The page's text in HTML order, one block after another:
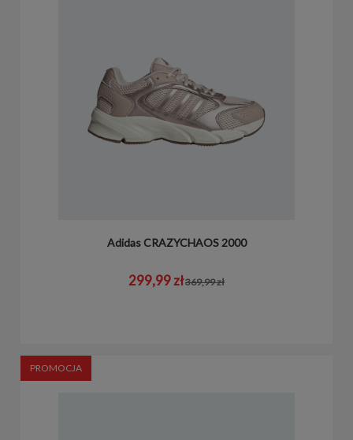
Adidas CRAZYCHAOS 2000
299,99 zł369,99 zł
PROMOCJA